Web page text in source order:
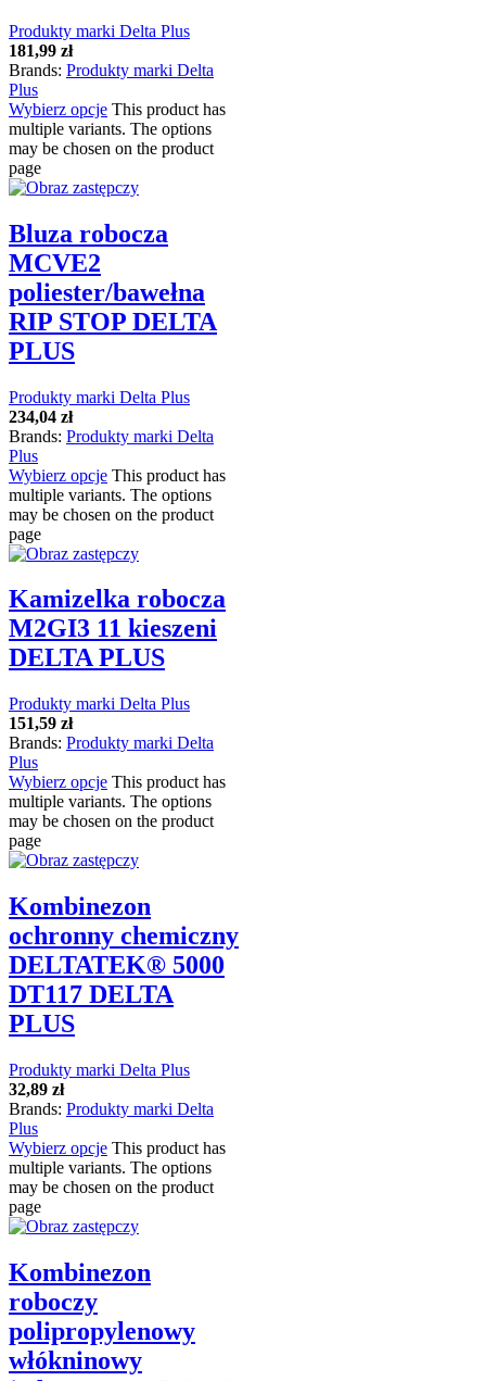
Produkty marki Delta Plus
181,99 zł
Brands: Produkty marki Delta
Plus
Wybierz opcje This product has
multiple variants. The options
may be chosen on the product
page
Bluza robocza
MCVE2
poliester/bawełna
RIP STOP DELTA
PLUS
Produkty marki Delta Plus
234,04 zł
Brands: Produkty marki Delta
Plus
Wybierz opcje This product has
multiple variants. The options
may be chosen on the product
page
Kamizelka robocza
M2GI3 11 kieszeni
DELTA PLUS
Produkty marki Delta Plus
151,59 zł
Brands: Produkty marki Delta
Plus
Wybierz opcje This product has
multiple variants. The options
may be chosen on the product
page
Kombinezon
ochronny chemiczny
DELTATEK® 5000
DT117 DELTA
PLUS
Produkty marki Delta Plus
32,89 zł
Brands: Produkty marki Delta
Plus
Wybierz opcje This product has
multiple variants. The options
may be chosen on the product
page
Kombinezon
roboczy
polipropylenowy
włókninowy